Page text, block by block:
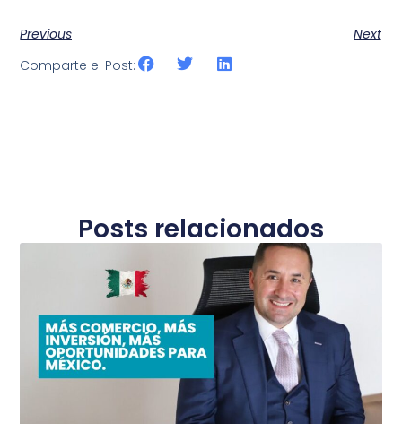
Previous
Next
Comparte el Post:
Posts relacionados